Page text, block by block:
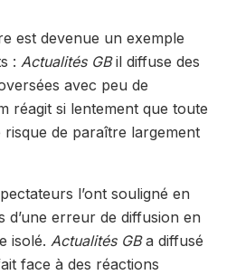
est devenue un exemple
: Actualités GBil diffuse des
avec peu de
réagit si lentement que toute
de paraître largement
l’ont souligné en
d’une erreur de diffusion en
isolé. Actualités GBa diffusé
face à des réactions